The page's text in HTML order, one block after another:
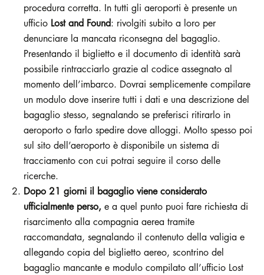
procedura corretta. In tutti gli aeroporti è presente un
ufficio Lost and Found: rivolgiti subito a loro per
denunciare la mancata riconsegna del bagaglio.
Presentando il biglietto e il documento di identità sarà
possibile rintracciarlo grazie al codice assegnato al
momento dell’imbarco. Dovrai semplicemente compilare
un modulo dove inserire tutti i dati e una descrizione del
bagaglio stesso, segnalando se preferisci ritirarlo in
aeroporto o farlo spedire dove alloggi. Molto spesso poi
sul sito dell’aeroporto è disponibile un sistema di
tracciamento con cui potrai seguire il corso delle
ricerche.
Dopo 21 giorni il bagaglio viene considerato
ufficialmente perso, e a quel punto puoi fare richiesta di
risarcimento alla compagnia aerea tramite
raccomandata, segnalando il contenuto della valigia e
allegando copia del biglietto aereo, scontrino del
bagaglio mancante e modulo compilato all’ufficio Lost